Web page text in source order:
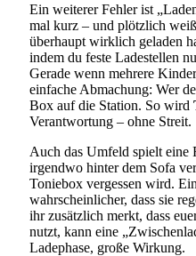
Ein weiterer Fehler ist
mal kurz – und plötzlich
überhaupt wirklich geladen
indem du feste Ladestellen
Gerade wenn mehrere
einfache Abmachung: Wer
Box auf die Station. So wird
Verantwortung – ohne Streit.
Auch das Umfeld spielt eine
irgendwo hinter dem Sofa
Toniebox vergessen wird.
wahrscheinlicher, dass sie
ihr zusätzlich merkt, dass
nutzt, kann eine
Ladephase, große Wirkung.